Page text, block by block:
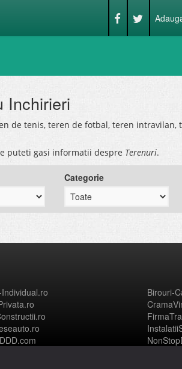
Inchirieri
de tenis, teren de fotbal, teren intravilan,
puteti gasi informatii despre Terenuri.
Categorie
Birouri-